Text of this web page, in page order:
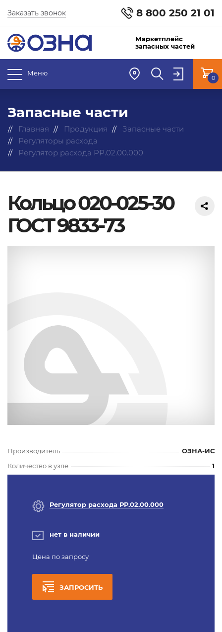
8 800 250 21 01
Заказать звонок
Маркетплейс
запасных частей
Меню
0
Запасные части
Главная Продукция
Запасные части
Регуляторы расхода
Регулятор расхода РР.02.00.000
Кольцо 020-025-30
ГОСТ 9833-73
Производитель
ОЗНА-ИС
Количество в узле
1
Регулятор расхода РР.02.00.000
нет в наличии
Цена по запросу
ЗАПРОСИТЬ